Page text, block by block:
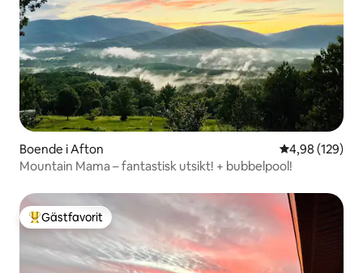
Boende i Afton 4,98 av 5 i
4,98 (129)
Mountain Mama – fantastisk utsikt! + bubbelpool!
Populär gästfavorit
Gästfavorit